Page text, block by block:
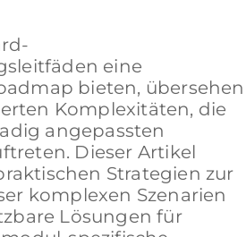
eine
bieten, übersehen
Komplexitäten, die
angepassten
Dieser Artikel
Strategien zur
komplexen Szenarien
Lösungen für